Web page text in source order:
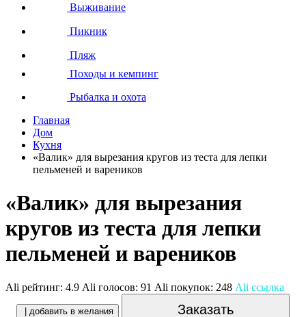
Выживание
Пикник
Пляж
Походы и кемпинг
Рыбалка и охота
Главная
Дом
Кухня
«Валик» для вырезания кругов из теста для лепки
пельменей и вареников
«Валик» для вырезания
кругов из теста для лепки
пельменей и вареников
Ali рейтинг: 4.9 Ali голосов: 91 Ali покупок: 248 Ali ссылка
| добавить в желания Заказать